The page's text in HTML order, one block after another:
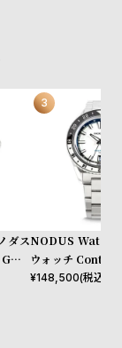
ダスNODUS
ウォッチ
laris
¥148,500(税込)